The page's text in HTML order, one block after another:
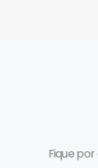
Fique